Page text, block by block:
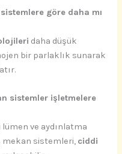
göre daha mı
daha düşük
bir parlaklık sunarak
sistemler işletmelere
ve aydınlatma
mekan sistemleri, ciddi